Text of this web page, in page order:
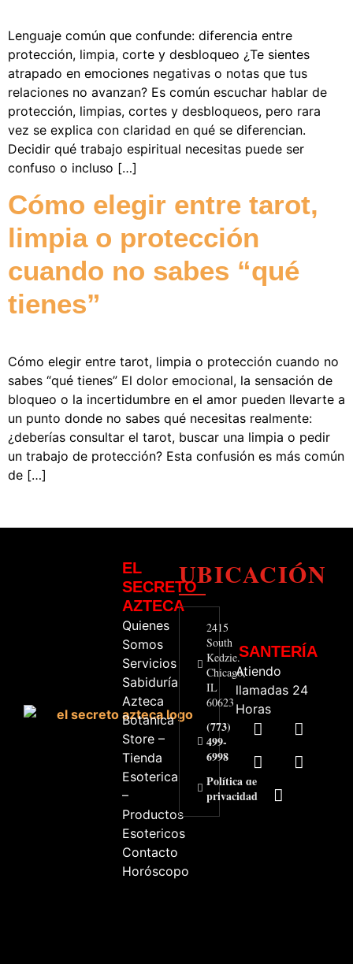
Lenguaje común que confunde: diferencia entre
protección, limpia, corte y desbloqueo ¿Te sientes
atrapado en emociones negativas o notas que tus
relaciones no avanzan? Es común escuchar hablar de
protección, limpias, cortes y desbloqueos, pero rara
vez se explica con claridad en qué se diferencian.
Decidir qué trabajo espiritual necesitas puede ser
confuso o incluso […]
Cómo elegir entre tarot,
limpia o protección
cuando no sabes “qué
tienes”
Cómo elegir entre tarot, limpia o protección cuando no
sabes “qué tienes” El dolor emocional, la sensación de
bloqueo o la incertidumbre en el amor pueden llevarte a
un punto donde no sabes qué necesitas realmente:
¿deberías consultar el tarot, buscar una limpia o pedir
un trabajo de protección? Esta confusión es más común
de […]
EL
SECRETO
AZTECA
Quienes
Somos
Servicios
Sabiduría
Azteca
Botanica
Store –
Tienda
Esoterica
–
Productos
Esotericos
Contacto
Horóscopo
UBICACIÓN
2415
South
Kedzie.
Chicago,
IL
60623
(773)
499-
6998
Política de
privacidad
SANTERÍA
Atiendo
llamadas 24
Horas